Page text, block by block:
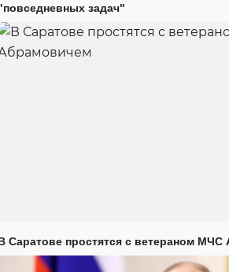
задач"
Саратове простятся с ветераном